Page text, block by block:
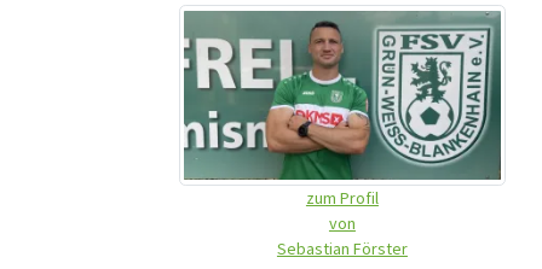
zum Profil
von
Sebastian Förster